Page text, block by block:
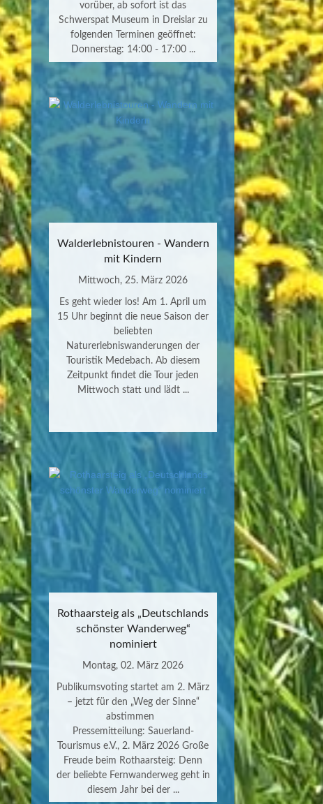
vorüber, ab sofort ist das
Schwerspat Museum in Dreislar zu
folgenden Terminen geöffnet:
Donnerstag: 14:00 - 17:00 ...
Walderlebnistouren - Wandern
mit Kindern
Mittwoch, 25. März 2026
Es geht wieder los! Am 1. April um
15 Uhr beginnt die neue Saison der
beliebten
Naturerlebniswanderungen der
Touristik Medebach. Ab diesem
Zeitpunkt findet die Tour jeden
Mittwoch statt und lädt ...
Rothaarsteig als „Deutschlands
schönster Wanderweg“
nominiert
Montag, 02. März 2026
Publikumsvoting startet am 2. März
– jetzt für den „Weg der Sinne“
abstimmen
Pressemitteilung: Sauerland-
Tourismus e.V., 2. März 2026 Große
Freude beim Rothaarsteig: Denn
der beliebte Fernwanderweg geht in
diesem Jahr bei der ...